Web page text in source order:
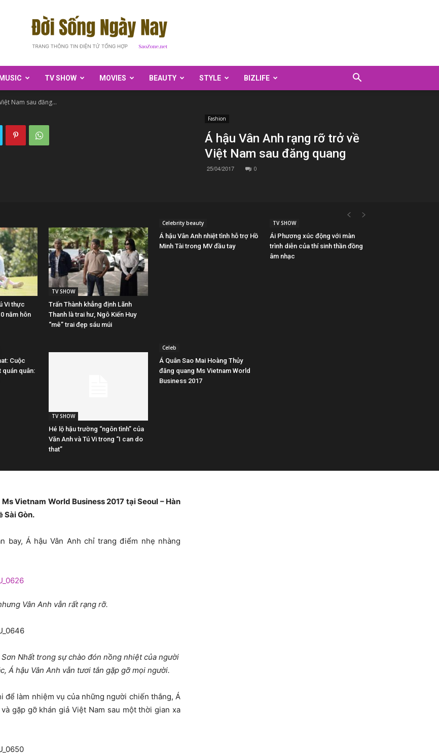
MUSIC TV SHOW MOVIES BEAUTY STYLE BIZLIFE
Nam sau đăng...
Fashion
Á hậu Vân Anh rạng rỡ trở về
Việt Nam sau đăng quang
25/04/2017 0
Vi thực
năm hôn
TV SHOW
Trấn Thành khẳng định Lãnh
Thanh là trai hư, Ngô Kiến Huy
“mê” trai đẹp sáu múi
Celebrity beauty
Á hậu Vân Anh nhiệt tình hỗ trợ Hồ
Minh Tài trong MV đầu tay
TV SHOW
Ái Phương xúc động với màn
trình diễn của thí sinh thần đồng
âm nhạc
Cuộc
quán quân:
TV SHOW
Hé lộ hậu trường “ngôn tình” của
Văn Anh và Tú Vi trong “I can do
that”
Celeb
Á Quân Sao Mai Hoàng Thủy
đăng quang Ms Vietnam World
Business 2017
Vietnam World Business 2017 tại Seoul – Hàn
Sài Gòn.
bay, Á hậu Vân Anh chỉ trang điểm nhẹ nhàng
Vân Anh vẫn rất rạng rỡ.
Nhất trong sự chào đón nồng nhiệt của người
Á hậu Vân Anh vẫn tươi tắn gặp gỡ mọi người.
để làm nhiệm vụ của những người chiến thắng, Á
gặp gỡ khán giả Việt Nam sau một thời gian xa